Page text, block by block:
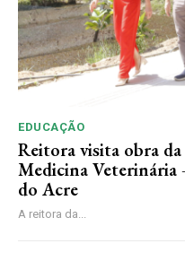
EDUCAÇÃO
Reitora visita obra
Medicina
do Acre
A reitora da...